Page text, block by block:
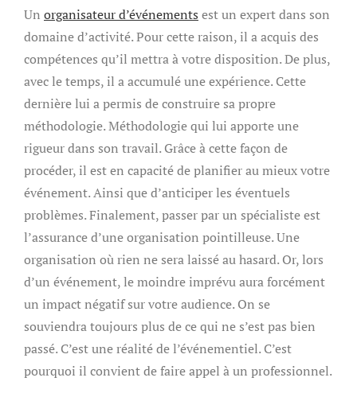
Un organisateur d’événements est un expert dans son
domaine d’activité. Pour cette raison, il a acquis des
compétences qu’il mettra à votre disposition. De plus,
avec le temps, il a accumulé une expérience. Cette
dernière lui a permis de construire sa propre
méthodologie. Méthodologie qui lui apporte une
rigueur dans son travail. Grâce à cette façon de
procéder, il est en capacité de planifier au mieux votre
événement. Ainsi que d’anticiper les éventuels
problèmes. Finalement, passer par un spécialiste est
l’assurance d’une organisation pointilleuse. Une
organisation où rien ne sera laissé au hasard. Or, lors
d’un événement, le moindre imprévu aura forcément
un impact négatif sur votre audience. On se
souviendra toujours plus de ce qui ne s’est pas bien
passé. C’est une réalité de l’événementiel. C’est
pourquoi il convient de faire appel à un professionnel.